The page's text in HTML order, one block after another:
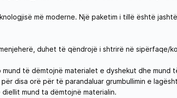
më moderne. Një paketim i tillë është
duhet të qëndrojë i shtrirë në sipërfaqe/
të dëmtojnë materialet e dyshekut dhe mund
disa orë për të parandaluar grumbullimin e
mund ta dëmtojnë materialin.